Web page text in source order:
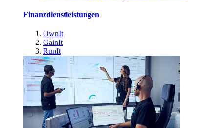
Finanzdienstleistungen
OwnIt
GainIt
RunIt